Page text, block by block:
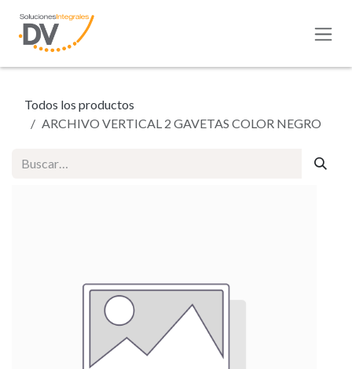
Todos los productos
ARCHIVO VERTICAL 2 GAVETAS COLOR NEGRO